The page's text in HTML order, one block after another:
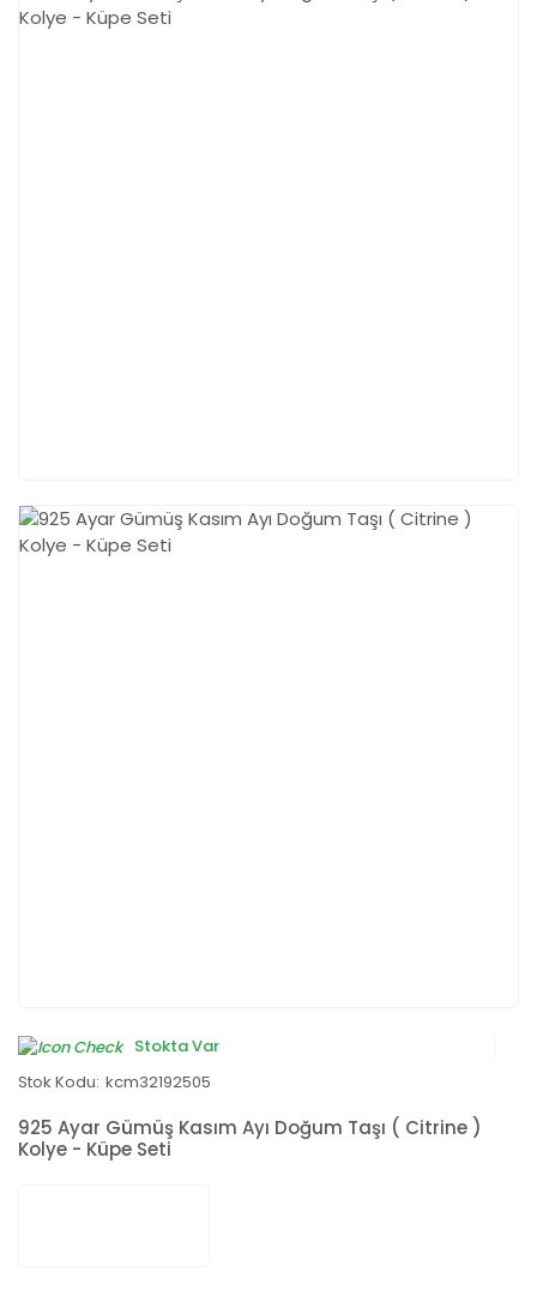
Stokta Var
Stok Kodu: kcm32192505
925 Ayar Gümüş Kasım Ayı Doğum Taşı ( Citrine )
Kolye - Küpe Seti